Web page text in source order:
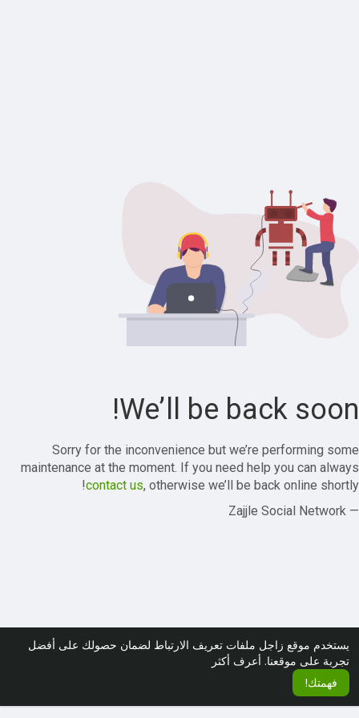
يستخدم موقع زاجل ملفات تعريف الارتباط لضمان حصولك على أفضل
تجربة على موقعنا. أعرف أكثر
فهمتك!
We’ll be back soon!
Sorry for the inconvenience but we’re performing some
maintenance at the moment. If you need help you can always
contact us, otherwise we’ll be back online shortly!
— Zajjle Social Network